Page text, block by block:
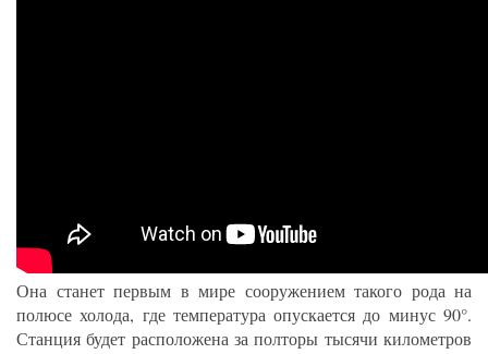
Она станет первым в мире сооружением такого рода на
полюсе холода, где температура опускается до минус 90°.
Станция будет расположена за полторы тысячи километров